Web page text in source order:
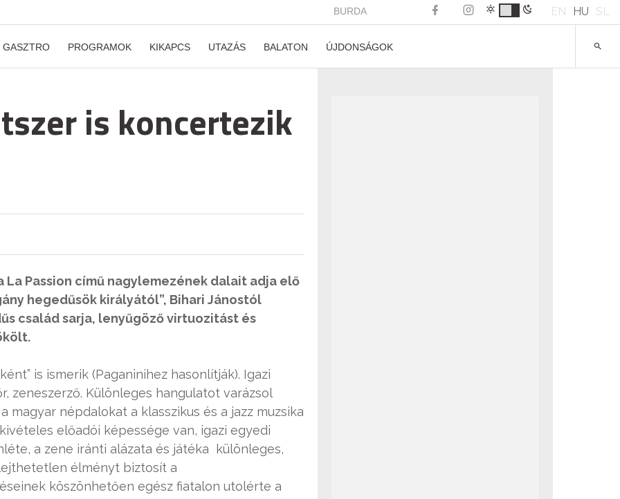
BURDA EN HU SL
GASZTRO PROGRAMOK KIKAPCS UTAZÁS BALATON ÚJDONSÁGOK
is koncertezik
La Passion című nagylemezének dalait adja elő
hegedűsök királyától”, Bihari Jánostól
család sarja, lenyűgöző virtuozitást és
is ismerik (Paganinihez hasonlítják). Igazi
zeneszerző. Különleges hangulatot varázsol
népdalokat a klasszikus és a jazz muzsika
előadói képessége van, igazi egyedi
a zene iránti alázata és játéka különleges,
élményt biztosít a
köszönhetően egész fiatalon utolérte a